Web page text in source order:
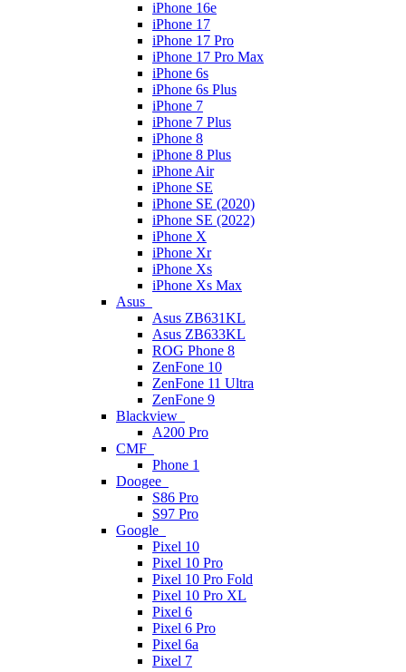
iPhone 16e
iPhone 17
iPhone 17 Pro
iPhone 17 Pro Max
iPhone 6s
iPhone 6s Plus
iPhone 7
iPhone 7 Plus
iPhone 8
iPhone 8 Plus
iPhone Air
iPhone SE
iPhone SE (2020)
iPhone SE (2022)
iPhone X
iPhone Xr
iPhone Xs
iPhone Xs Max
Asus
Asus ZB631KL
Asus ZB633KL
ROG Phone 8
ZenFone 10
ZenFone 11 Ultra
ZenFone 9
Blackview
A200 Pro
CMF
Phone 1
Doogee
S86 Pro
S97 Pro
Google
Pixel 10
Pixel 10 Pro
Pixel 10 Pro Fold
Pixel 10 Pro XL
Pixel 6
Pixel 6 Pro
Pixel 6a
Pixel 7